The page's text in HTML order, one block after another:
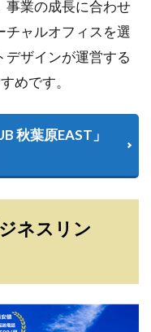
事業の成長に合わせ
チャルオフィスを選
ザインが運営する
めです。
秋葉原EAST」
ネスリン